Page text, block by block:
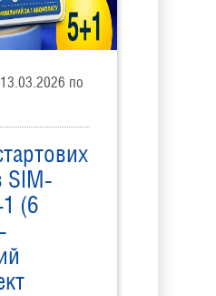
13.03.2026 по
SIM-
(6